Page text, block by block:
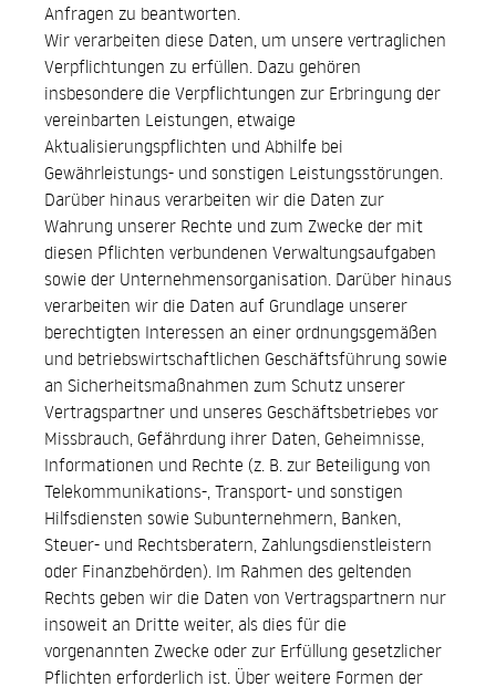
Anfragen zu beantworten.
Wir verarbeiten diese Daten, um unsere vertraglichen
Verpflichtungen zu erfüllen. Dazu gehören
insbesondere die Verpflichtungen zur Erbringung der
vereinbarten Leistungen, etwaige
Aktualisierungspflichten und Abhilfe bei
Gewährleistungs- und sonstigen Leistungsstörungen.
Darüber hinaus verarbeiten wir die Daten zur
Wahrung unserer Rechte und zum Zwecke der mit
diesen Pflichten verbundenen Verwaltungsaufgaben
sowie der Unternehmensorganisation. Darüber hinaus
verarbeiten wir die Daten auf Grundlage unserer
berechtigten Interessen an einer ordnungsgemäßen
und betriebswirtschaftlichen Geschäftsführung sowie
an Sicherheitsmaßnahmen zum Schutz unserer
Vertragspartner und unseres Geschäftsbetriebes vor
Missbrauch, Gefährdung ihrer Daten, Geheimnisse,
Informationen und Rechte (z. B. zur Beteiligung von
Telekommunikations-, Transport- und sonstigen
Hilfsdiensten sowie Subunternehmern, Banken,
Steuer- und Rechtsberatern, Zahlungsdienstleistern
oder Finanzbehörden). Im Rahmen des geltenden
Rechts geben wir die Daten von Vertragspartnern nur
insoweit an Dritte weiter, als dies für die
vorgenannten Zwecke oder zur Erfüllung gesetzlicher
Pflichten erforderlich ist. Über weitere Formen der